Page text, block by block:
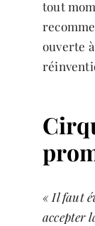
tout
ouverte
« Il faut
accepter